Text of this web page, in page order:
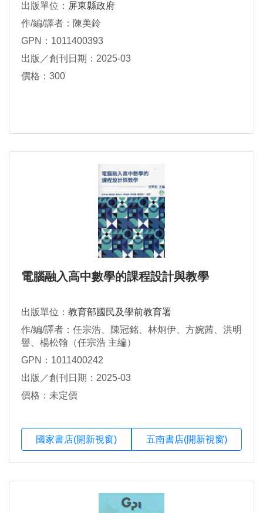
出版單位： 屏東縣政府
作/編/譯者：陳美鈴
GPN：1011400393
出版／創刊日期：2025-03
價格：300
電腦融入高中數學的課程設計與教學
出版單位： 教育部國民及學前教育署
作/編/譯者：任宗浩、陳冠銘、林炯伊、方婉茜、洪明
譽、楊松翰（任宗浩 主編）
GPN：1011400242
出版／創刊日期：2025-03
價格：未定價
國家書店(開新視窗) 五南書店(開新視窗)